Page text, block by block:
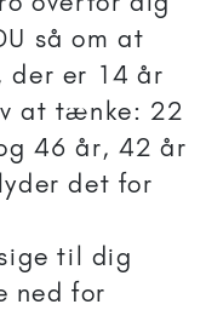
så om at
er 14 år
at tænke: 22
46 år, 42 år
det for
til dig
ned for